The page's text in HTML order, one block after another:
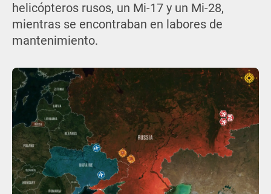
helicópteros rusos, un Mi-17 y un Mi-28,
mientras se encontraban en labores de
mantenimiento.